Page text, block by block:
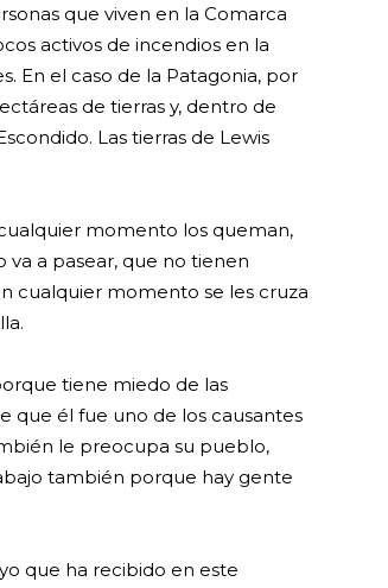
que viven en la Comarca
activos de incendios en la
En el caso de la Patagonia, por
de tierras y, dentro de
Las tierras de Lewis
momento los queman,
va a pasear, que no tienen
cualquier momento se les cruza
tiene miedo de las
que él fue uno de los causantes
le preocupa su pueblo,
también porque hay gente
que ha recibido en este